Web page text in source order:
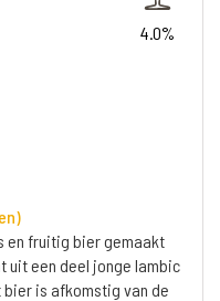
4.0%
en fruitig bier gemaakt
uit een deel jonge lambic
bier is afkomstig van de